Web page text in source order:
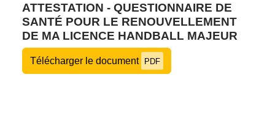
ATTESTATION - QUESTIONNAIRE DE
SANTÉ POUR LE RENOUVELLEMENT
DE MA LICENCE HANDBALL MAJEUR
Télécharger le document PDF